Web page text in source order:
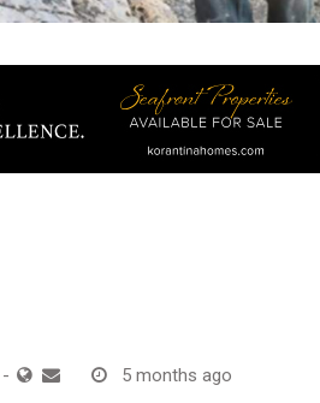
- 5 months ago